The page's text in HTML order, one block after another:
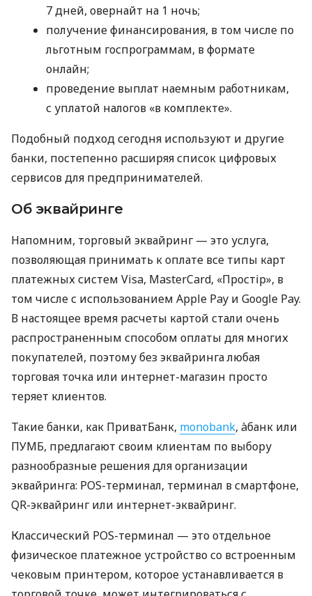
7 дней, овернайт на 1 ночь;
получение финансирования, в том числе по
льготным госпрограммам, в формате
онлайн;
проведение выплат наемным работникам,
с уплатой налогов «в комплекте».
Подобный подход сегодня используют и другие
банки, постепенно расширяя список цифровых
сервисов для предпринимателей.
Об эквайринге
Напомним, торговый эквайринг — это услуга,
позволяющая принимать к оплате все типы карт
платежных систем Visa, MasterCard, «Простір», в
том числе с использованием Apple Pay и Google Pay.
В настоящее время расчеты картой стали очень
распространенным способом оплаты для многих
покупателей, поэтому без эквайринга любая
торговая точка или интернет-магазин просто
теряет клиентов.
Такие банки, как ПриватБанк, monobank, àбанк или
ПУМБ, предлагают своим клиентам по выбору
разнообразные решения для организации
эквайринга: POS-терминал, терминал в смартфоне,
QR-эквайринг или интернет-эквайринг.
Классический POS-терминал — это отдельное
физическое платежное устройство со встроенным
чековым принтером, которое устанавливается в